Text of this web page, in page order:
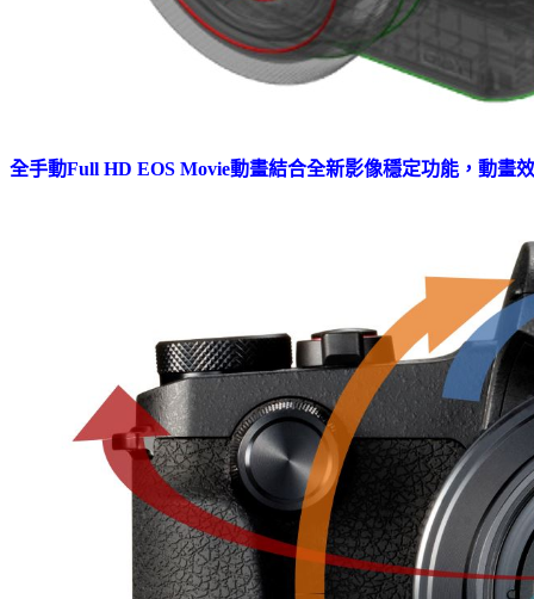
全手動Full HD EOS Movie動畫結合全新影像穩定功能，動畫